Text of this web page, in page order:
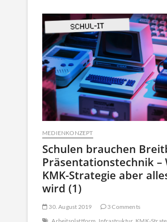
MEDIENKONZEPT
Schulen brauchen
Präsentationstechnik –
KMK-Strategie aber
wird (1)
30. August 2019
3 Comments